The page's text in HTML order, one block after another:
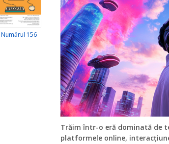
Numărul 156
Trăim într-o eră dominată de
platformele online,